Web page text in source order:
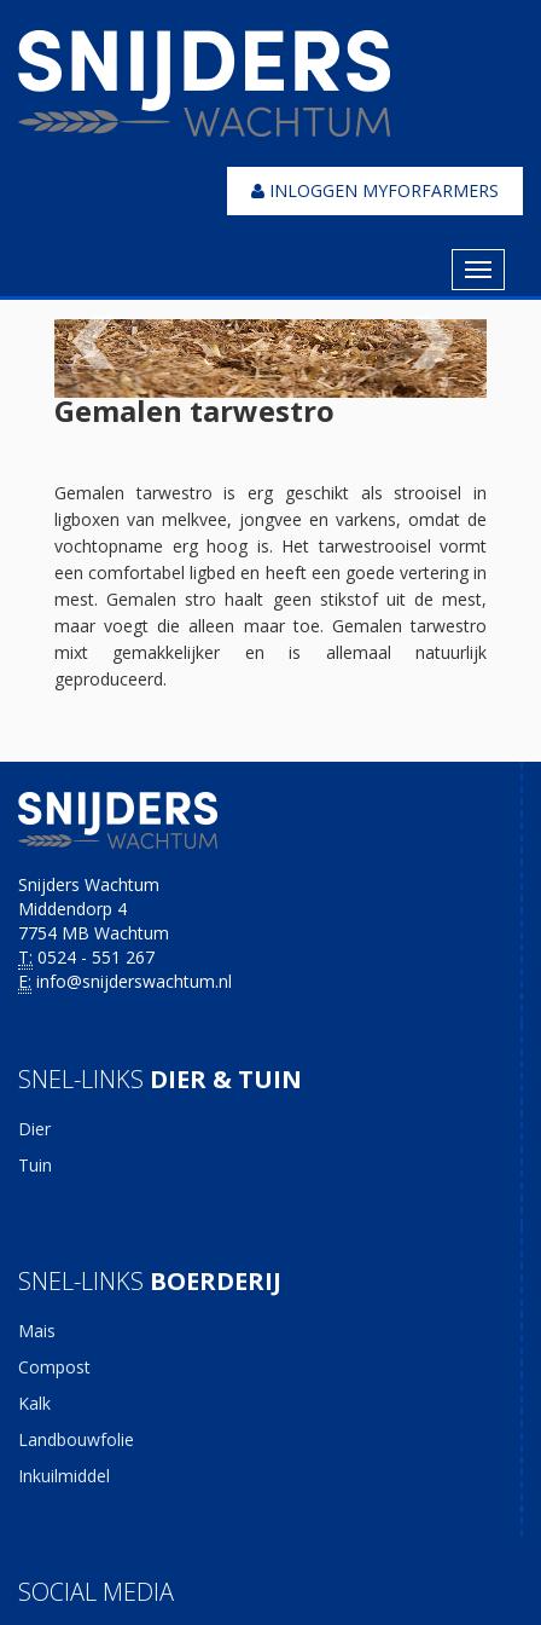
INLOGGEN MYFORFARMERS
Toggle
Gemalen tarwestro
Gemalen tarwestro is erg geschikt als strooisel in
ligboxen van melkvee, jongvee en varkens, omdat de
vochtopname erg hoog is. Het tarwestrooisel vormt
een comfortabel ligbed en heeft een goede vertering in
mest. Gemalen stro haalt geen stikstof uit de mest,
maar voegt die alleen maar toe. Gemalen tarwestro
mixt gemakkelijker en is allemaal natuurlijk
geproduceerd.
Snijders Wachtum
Middendorp 4
7754 MB Wachtum
T: 0524 - 551 267
E: info@snijderswachtum.nl
SNEL-LINKS DIER & TUIN
Dier
Tuin
SNEL-LINKS BOERDERIJ
Mais
Compost
Kalk
Landbouwfolie
Inkuilmiddel
SOCIAL MEDIA